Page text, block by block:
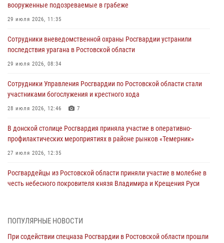
вооруженные подозреваемые в грабеже
29 июля 2026, 11:35
Сотрудники вневедомственной охраны Росгвардии устранили
последствия урагана в Ростовской области
29 июля 2026, 08:34
Сотрудники Управления Росгвардии по Ростовской области стали
участниками богослужения и крестного хода
28 июля 2026, 12:46 7
В донской столице Росгвардия приняла участие в оперативно-
профилактических мероприятиях в районе рынков «Темерник»
27 июля 2026, 12:35
Росгвардейцы из Ростовской области приняли участие в молебне в
честь небесного покровителя князя Владимира и Крещения Руси
При содействии спецназа Росгвардии в Ростовской области прошли
ПОПУЛЯРНЫЕ НОВОСТИ
При содействии спецназа Росгвардии в Ростовской области прошли